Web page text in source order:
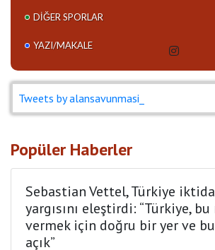
DIĞER SPORLAR
YAZI/MAKALE
Tweets by alansavunmasi_
Popüler Haberler
Sebastian Vettel, Türkiye
yargısını eleştirdi: “Türkiye, bu
vermek için doğru bir yer ve
açık”